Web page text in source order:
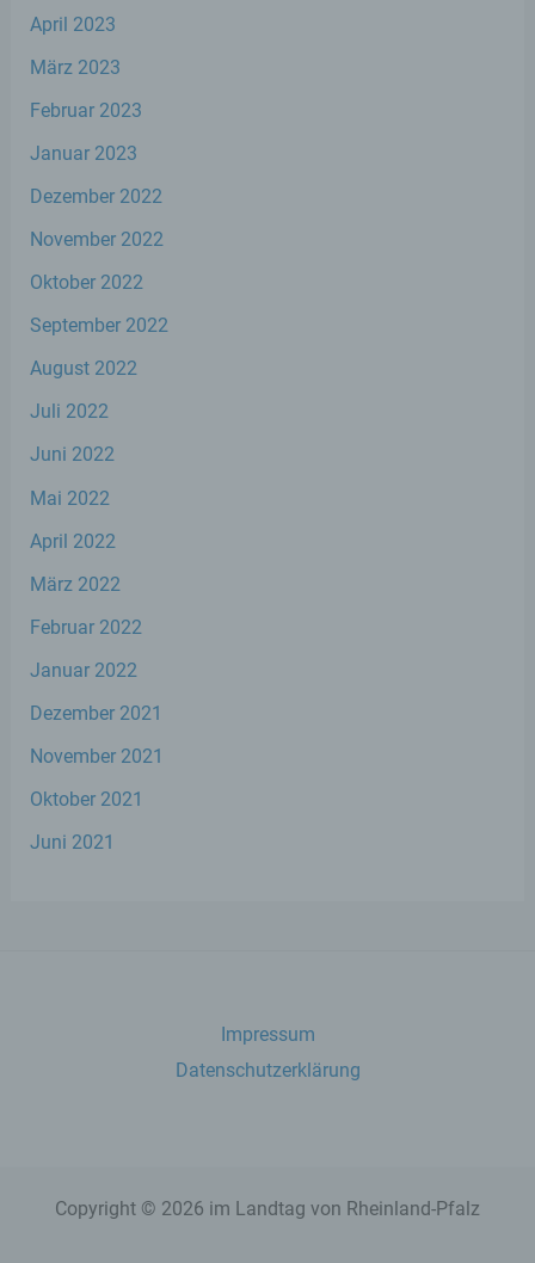
April 2023
März 2023
Februar 2023
Januar 2023
Dezember 2022
November 2022
Oktober 2022
September 2022
August 2022
Juli 2022
Juni 2022
Mai 2022
April 2022
März 2022
Februar 2022
Januar 2022
Dezember 2021
November 2021
Oktober 2021
Juni 2021
Impressum
Datenschutzerklärung
Copyright © 2026 im Landtag von Rheinland-Pfalz
beziehen, zu bewerten, insbesondere, um
Aspekte bezüglich Arbeitsleistung,
wirtschaftlicher Lage, Gesundheit,
persönlicher Vorlieben, Interessen,
Zuverlässigkeit, Verhalten, Aufenthaltsort
zu analysieren oder vorherzusagen.
f) Pseudonymisierung
Pseudonymisierung ist die Verarbeitung
auf welche die personenbezogenen Daten
Informationen nicht mehr einer spezifischen
Informationen gesondert aufbewahrt
werden und technischen und
personenbezogenen Daten nicht einer
natürlichen Person zugewiesen werden.
g) Verantwortlicher oder für die
Verarbeitung Verantwortlicher
Verantwortlicher ist die natürliche oder
juristische Person, Behörde, Einrichtung
oder andere Stelle, die allein oder
gemeinsam mit anderen über die Zwecke
und Mittel der Verarbeitung von
Unionsrecht oder dem Recht der
Mitgliedstaaten vorgesehen werden.
Auftragsverarbeiter ist eine natürliche oder
juristische Person, Behörde, Einrichtung